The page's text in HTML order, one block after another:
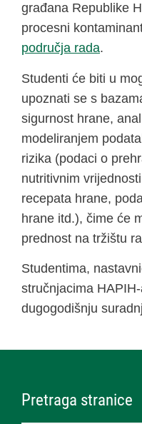
građana Republike
procesni
područja rada.
Studenti će biti u
upoznati se s
sigurnost hrane,
modeliranjem
rizika (podaci o
nutritivnim
recepata hrane,
hrane itd.), čime će
prednost na tržištu
Studentima,
stručnjacima
dugogodišnju
Pretraga stranice